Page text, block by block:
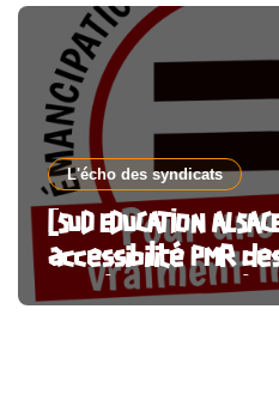
L'écho des syndicats
[SUD EDUCATION
accessibilité PMR
CeA : l’argent